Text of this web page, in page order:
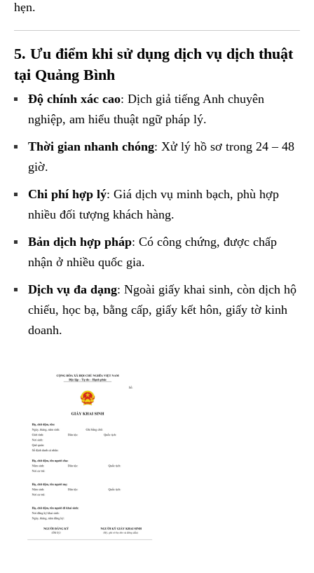
hẹn.
5. Ưu điểm khi sử dụng dịch vụ dịch thuật
tại Quảng Bình
Độ chính xác cao: Dịch giả tiếng Anh chuyên
nghiệp, am hiểu thuật ngữ pháp lý.
Thời gian nhanh chóng: Xử lý hồ sơ trong 24 – 48
giờ.
Chi phí hợp lý: Giá dịch vụ minh bạch, phù hợp
nhiều đối tượng khách hàng.
Bản dịch hợp pháp: Có công chứng, được chấp
nhận ở nhiều quốc gia.
Dịch vụ đa dạng: Ngoài giấy khai sinh, còn dịch hộ
chiếu, học bạ, bằng cấp, giấy kết hôn, giấy tờ kinh
doanh.